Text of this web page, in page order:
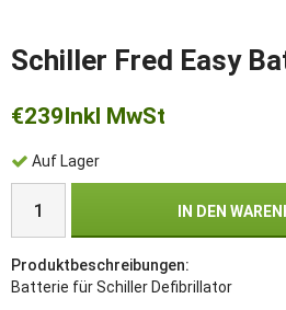
Schiller Fred Easy
€239Inkl MwSt
Auf Lager
IN DEN
Produktbeschreibungen:
Batterie für Schiller Defibrillator